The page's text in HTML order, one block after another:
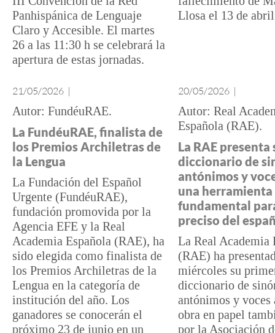
Panhispánica de Lenguaje
Claro y Accesible. El martes
26 a las 11:30 h se celebrará la
apertura de estas jornadas.
Llosa el 13 de
21/05/2026 |
FundéuRAE
La FundéuRAE, finalista de
los Premios Archiletras de
la Lengua
La Fundación del Español
Urgente (FundéuRAE),
fundación promovida por la
Agencia EFE y la Real
Academia Española (RAE), ha
sido elegida como finalista de
los Premios Archiletras de la
Lengua en la categoría de
institución del año. Los
ganadores se conocerán el
próximo 23 de junio en un
20/05/2026 |
Real
Española (RAE)
La RAE
diccionario de
antónimos y
una herramienta
fundamental
preciso del
La Real Academia
(RAE) ha
miércoles su
diccionario de
antónimos y voces
obra en papel
por la Asociación